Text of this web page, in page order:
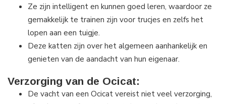
Ze zijn intelligent en kunnen goed leren, waardoor ze
gemakkelijk te trainen zijn voor trucjes en zelfs het
lopen aan een tuigje.
Deze katten zijn over het algemeen aanhankelijk en
genieten van de aandacht van hun eigenaar.
Verzorging van de Ocicat:
De vacht van een Ocicat vereist niet veel verzorging,